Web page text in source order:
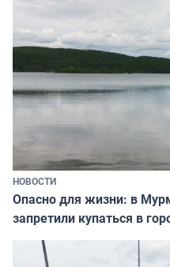
НОВОСТИ
Опасно для жизни: в
запретили купаться в